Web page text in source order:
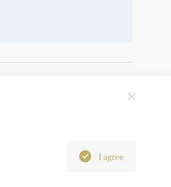
I agree